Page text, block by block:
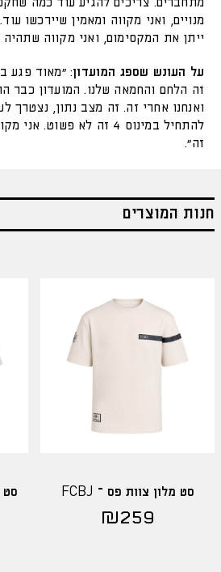
מנויים, ואני מקווה ומאמין שיירכשו
ייתן את המקסימום, ואני מקווה
על העונש שספג המועדון: "מאוד פגע
זה הלחם והחמאה שלנו. המועדון כבר
ואנחנו אחרי זה. זה מצב נתון, נצטרך
להתחיל במינוס 4 זה לא
זה".
חנות המוצרים
סט מלון צוות פס – FCBJ
₪259
סט